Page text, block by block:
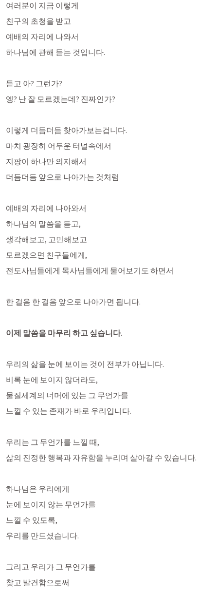
여러분이 지금 이렇게
친구의 초청을 받고
예배의 자리에 나와서
하나님에 관해 듣는 것입니다.
듣고 아? 그런가?
엥? 난 잘 모르겠는데? 진짜인가?
이렇게 더듬더듬 찾아가보는겁니다.
마치 굉장히 어두운 터널속에서
지팡이 하나만 의지해서
더듬더듬 앞으로 나아가는 것처럼
예배의 자리에 나아와서
하나님의 말씀을 듣고,
생각해보고, 고민해보고
모르겠으면 친구들에게,
전도사님들에게 목사님들에게 물어보기도 하면서
한 걸음 한 걸음 앞으로 나아가면 됩니다.
이제 말씀을 마무리 하고 싶습니다.
우리의 삶을 눈에 보이는 것이 전부가 아닙니다.
비록 눈에 보이지 않더라도,
물질세계의 너머에 있는 그 무언가를
느낄 수 있는 존재가 바로 우리입니다.
우리는 그 무언가를 느낄 때,
삶의 진정한 행복과 자유함을 누리며 살아갈 수 있습니다.
하나님은 우리에게
눈에 보이지 않는 무언가를
느낄 수 있도록,
우리를 만드셨습니다.
그리고 우리가 그 무언가를
찾고 발견함으로써